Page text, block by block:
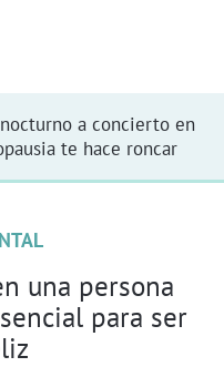
a concierto en
te hace roncar
una persona
para ser